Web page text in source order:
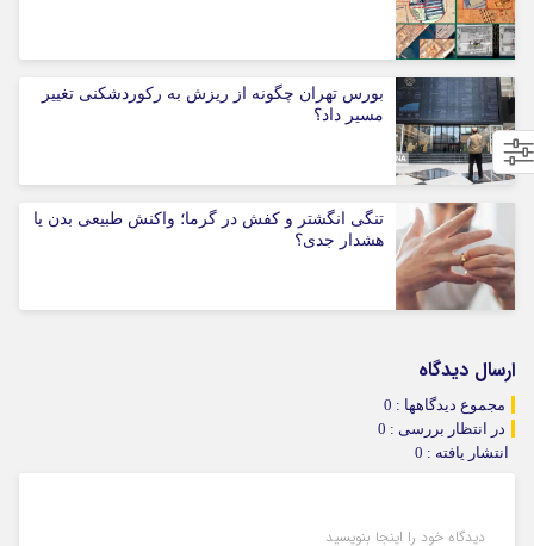
بورس تهران چگونه از ریزش به رکوردشکنی تغییر
مسیر داد؟
تنگی انگشتر و کفش در گرما؛ واکنش طبیعی بدن یا
هشدار جدی؟
ارسال دیدگاه
مجموع دیدگاهها : 0
در انتظار بررسی : 0
انتشار یافته : 0
دیدگاه خود را اینجا بنویسید